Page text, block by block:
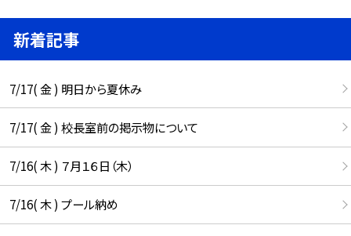
新着記事
7/17( 金 ) 明日から夏休み
7/17( 金 ) 校長室前の掲示物について
7/16( 木 ) ７月１６日（木）
7/16( 木 ) プール納め